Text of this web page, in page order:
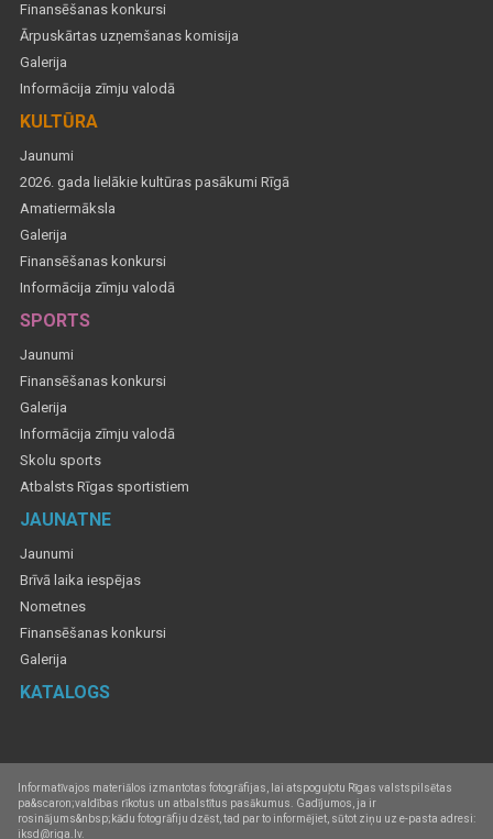
Finansēšanas konkursi
Ārpuskārtas uzņemšanas komisija
Galerija
Informācija zīmju valodā
KULTŪRA
Jaunumi
2026. gada lielākie kultūras pasākumi Rīgā
Amatiermāksla
Galerija
Finansēšanas konkursi
Informācija zīmju valodā
SPORTS
Jaunumi
Finansēšanas konkursi
Galerija
Informācija zīmju valodā
Skolu sports
Atbalsts Rīgas sportistiem
JAUNATNE
Jaunumi
Brīvā laika iespējas
Nometnes
Finansēšanas konkursi
Galerija
KATALOGS
Informatīvajos materiālos izmantotas fotogrāfijas, lai atspoguļotu Rīgas valstspilsētas
pa&scaron;valdības rīkotus un atbalstītus pasākumus. Gadījumos, ja ir
rosinājums&nbsp;kādu fotogrāfiju dzēst, tad par to informējiet, sūtot ziņu uz e-pasta adresi:
iksd@riga.lv.